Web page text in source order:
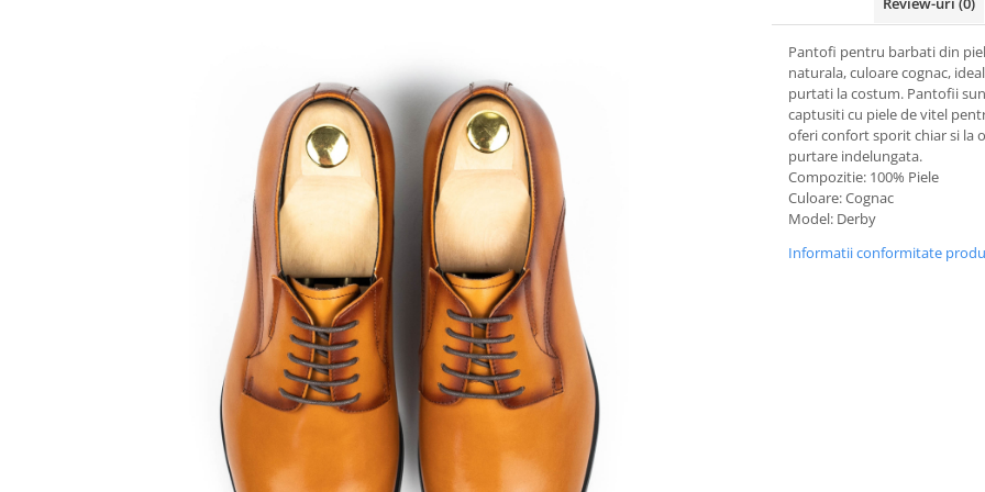
Pantofi pentru barbati din
naturala, culoare cognac,
purtati la costum. Pantofii
captusiti cu piele de vitel
oferi confort sporit chiar si la o
purtare indelungata.
Compozitie: 100% Piele
Culoare: Cognac
Model: Derby
Informatii conformitate